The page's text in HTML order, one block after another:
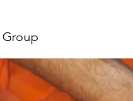
Group